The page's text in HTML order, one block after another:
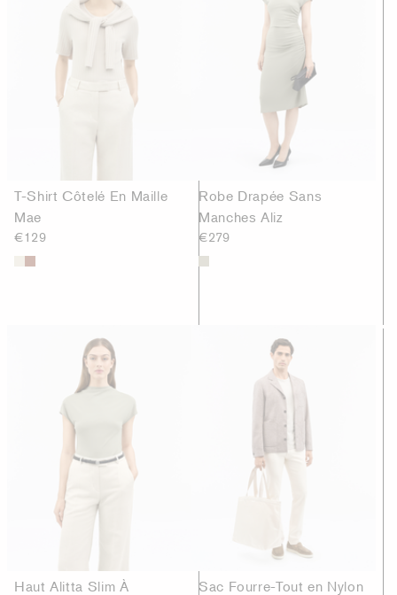
T-Shirt Côtelé En Maille
Mae
€129
Robe Drapée Sans
Manches Aliz
€279
Haut Alitta Slim À Sac Fourre-Tout en Nylon